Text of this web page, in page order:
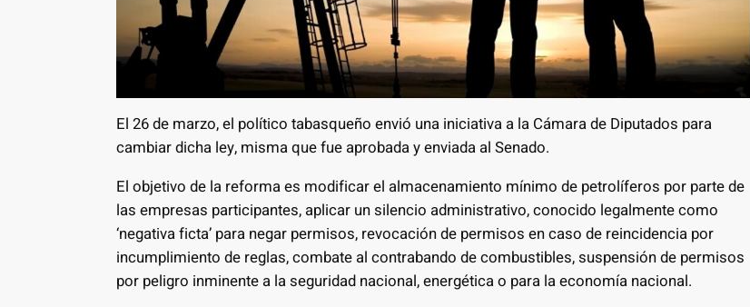
El 26 de marzo, el político tabasqueño envió una iniciativa a la Cámara de Diputados para
cambiar dicha ley, misma que fue aprobada y enviada al Senado.
El objetivo de la reforma es modificar el almacenamiento mínimo de petrolíferos por parte de
las empresas participantes, aplicar un silencio administrativo, conocido legalmente como
‘negativa ficta’ para negar permisos, revocación de permisos en caso de reincidencia por
incumplimiento de reglas, combate al contrabando de combustibles, suspensión de permisos
por peligro inminente a la seguridad nacional, energética o para la economía nacional.